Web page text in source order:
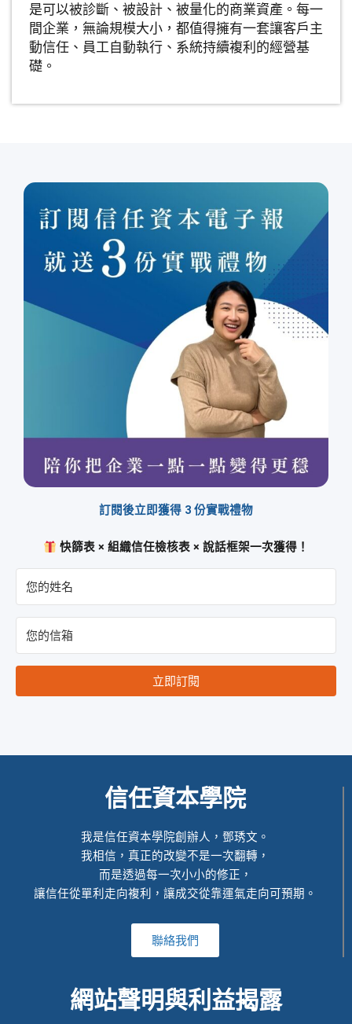
是可以被診斷、被設計、被量化的商業資產。每一
間企業，無論規模大小，都值得擁有一套讓客戶主
動信任、員工自動執行、系統持續複利的經營基
礎。
訂閱後立即獲得 3 份實戰禮物
快篩表 × 組織信任檢核表 × 說話框架一次獲得！
立即訂閱
信任資本學院
我是信任資本學院創辦人，鄧琇文。
我相信，真正的改變不是一次翻轉，
而是透過每一次小小的修正，
讓信任從單利走向複利，讓成交從靠運氣走向可預期。
聯絡我們
網站聲明與利益揭露